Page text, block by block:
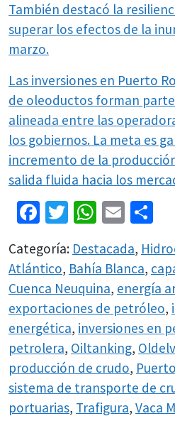
También destacó la
superar los efectos de la
marzo.
Las inversiones en Puerto
de oleoductos forman
alineada entre las
los gobiernos. La meta es
incremento de la
salida fluida hacia los
Facebook
TwitterEmail
Categoría: Destacada,
Atlántico, Bahía Blanca,
Cuenca Neuquina, energía
exportaciones de petróleo,
energética, inversiones en
petrolera, Oiltanking,
producción de crudo,
sistema de transporte de
portuarias, Trafigura, Vaca